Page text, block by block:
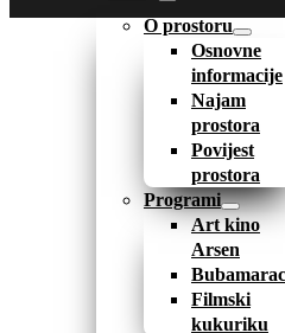
O prostoru
Osnovne
informacije
Najam
prostora
Povijest
prostora
Programi
Art kino
Arsen
Bubamarac
Filmski
kukuriku